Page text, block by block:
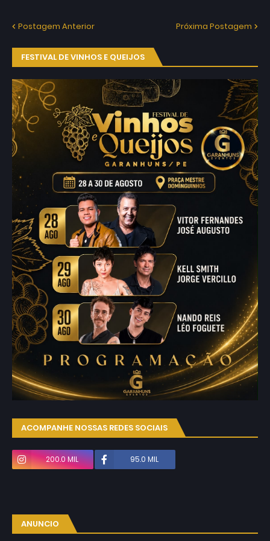
Postagem Anterior Próxima Postagem
FESTIVAL DE VINHOS E QUEIJOS
ACOMPANHE NOSSAS REDES SOCIAIS
200.0 MIL 95.0 MIL
ANUNCIO